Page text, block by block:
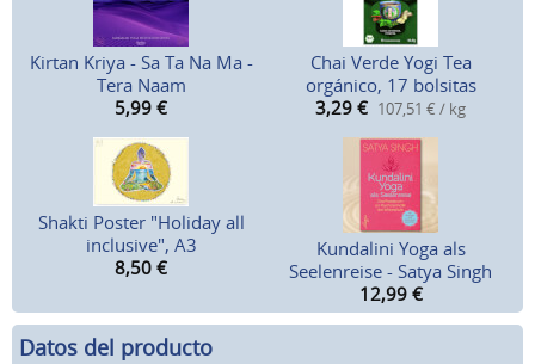
Kirtan Kriya - Sa Ta Na Ma -
Tera Naam
5,99 €
Chai Verde Yogi Tea
orgánico, 17 bolsitas
3,29 € 107,51 € / kg
Shakti Poster "Holiday all
inclusive", A3
8,50 €
Kundalini Yoga als
Seelenreise - Satya Singh
12,99 €
Datos del producto